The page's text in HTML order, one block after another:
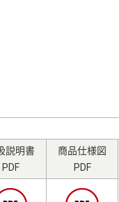
説明書
PDF
商品仕様図
PDF